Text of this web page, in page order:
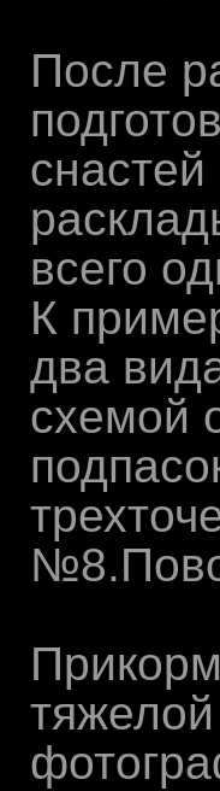
После
всего
К
два
схемой